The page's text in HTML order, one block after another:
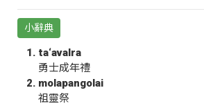
小辭典
ta‘avalra
勇士成年禮
molapangolai
祖靈祭